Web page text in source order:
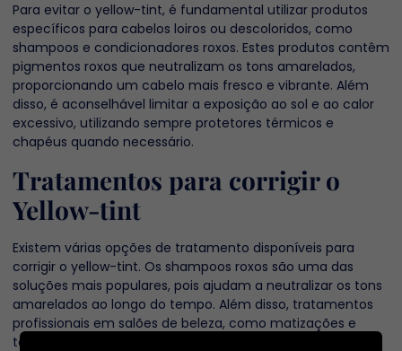
Para evitar o yellow-tint, é fundamental utilizar produtos
específicos para cabelos loiros ou descoloridos, como
shampoos e condicionadores roxos. Estes produtos contêm
pigmentos roxos que neutralizam os tons amarelados,
proporcionando um cabelo mais fresco e vibrante. Além
disso, é aconselhável limitar a exposição ao sol e ao calor
excessivo, utilizando sempre protetores térmicos e
chapéus quando necessário.
Tratamentos para corrigir o
Yellow-tint
Existem várias opções de tratamento disponíveis para
corrigir o yellow-tint. Os shampoos roxos são uma das
soluções mais populares, pois ajudam a neutralizar os tons
amarelados ao longo do tempo. Além disso, tratamentos
profissionais em salões de beleza, como matizações e
tonalizações, podem ser realizados para eliminar o yellow-